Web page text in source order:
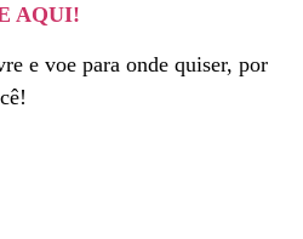
AQUI!
e voe para onde quiser, por